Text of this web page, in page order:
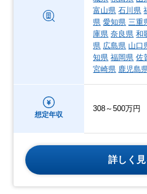
富山県 石川県
県 愛知県 三重
庫県 奈良県 和
県 広島県 山口
知県 福岡県 佐
宮崎県 鹿児島
想定年収
308～500万円
詳しく見